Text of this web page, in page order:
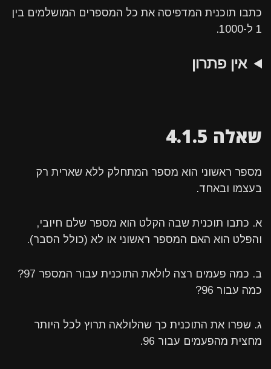
כתבו תוכנית המדפיסה את כל המספרים המושלמים בין
1 ל-1000.
אין פתרון
שאלה 4.1.5
מספר ראשוני הוא מספר המתחלק ללא שארית רק
בעצמו ובאחד.
א. כתבו תוכנית שבה הקלט הוא מספר שלם חיובי,
והפלט הוא האם המספר ראשוני או לא (כולל הסבר).
ב. כמה פעמים רצה לולאת התוכנית עבור המספר 97?
כמה עבור 96?
ג. שפרו את התוכנית כך שהלולאה תרוץ לכל היותר
מחצית מהפעמים עבור 96.